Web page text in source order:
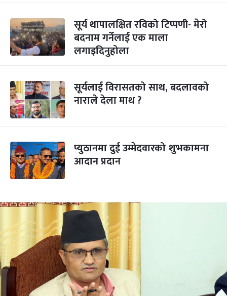
सूर्य थापालक्षित रविको टिप्पणी- मेरो
बदनाम गर्नेलाई एक माला
लगाइदिनुहोला
सूर्यलाई विरासतको साथ, बदलावको
नाराले देला माथ ?
प्युठानमा दुई उम्मेदवारको शुभकामना
आदान प्रदान